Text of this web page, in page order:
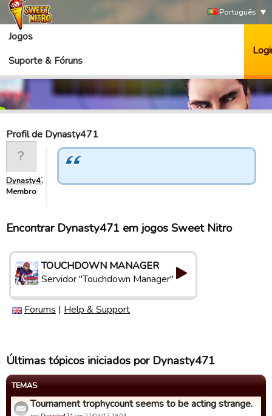
Português
Jogos
Suporte & Fóruns
Profil de Dynasty471
Dynasty471
Membro
Encontrar Dynasty471 em jogos Sweet Nitro
TOUCHDOWN MANAGER
Servidor "Touchdown Manager"
Forums | Help & Support
Últimas tópicos iniciados por Dynasty471
TEMAS
Tournament trophycount seems to be acting strange.